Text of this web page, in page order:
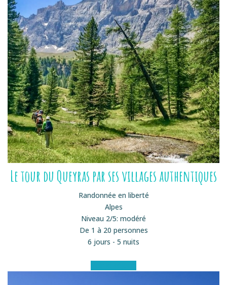
Le tour du Queyras par ses villages authentiques
Randonnée en liberté
Alpes
Niveau 2/5: modéré
De 1 à 20 personnes
6 jours - 5 nuits